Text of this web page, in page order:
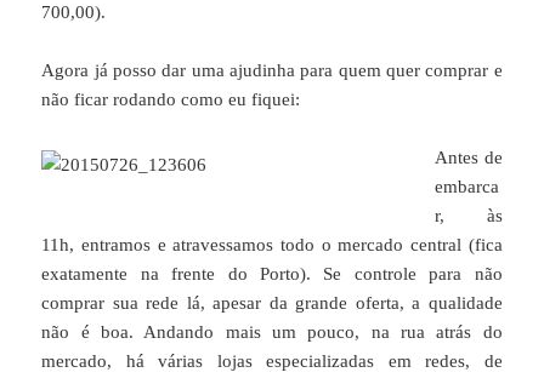
700,00).
Agora já posso dar uma ajudinha para quem quer comprar e
não ficar rodando como eu fiquei:
Antes de
embarca
r, às
11h, entramos e atravessamos todo o mercado central (fica
exatamente na frente do Porto). Se controle para não
comprar sua rede lá, apesar da grande oferta, a qualidade
não é boa. Andando mais um pouco, na rua atrás do
mercado, há várias lojas especializadas em redes, de